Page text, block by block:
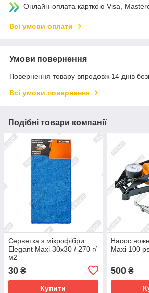
Онлайн-оплата карткою Visa,
Всі умови оплати
Умови повернення
Повернення товару впродовж 14 днів
Всі умови повернення
Подібні товари компанії
Серветка з мікрофібри
Elegant Maxi 30х30 / 270 г/
м2
30 ₴
Купити
Насос
Maxi 100
500₴